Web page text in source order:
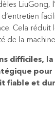
LiuGong,
Cela réduit
de la
difficiles, la
pour
fiable et